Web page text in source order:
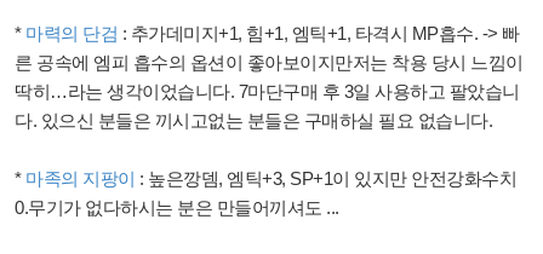
* 마력의 단검 : 추가데미지+1, 힘+1, 엠틱+1, 타격시 MP흡수. -> 빠
른 공속에 엠피 흡수의 옵션이 좋아보이지만저는 착용 당시 느낌이
딱히…라는 생각이었습니다. 7마단구매 후 3일 사용하고 팔았습니
다. 있으신 분들은 끼시고없는 분들은 구매하실 필요 없습니다.
* 마족의 지팡이 : 높은깡뎀, 엠틱+3, SP+1이 있지만안전강화수치
0.무기가 없다하시는 분은 만들어끼셔도 ...